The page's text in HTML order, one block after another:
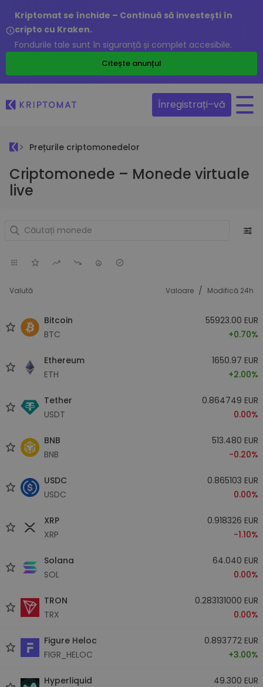
Kriptomat se închide – Continuă să investești în
cripto cu Kraken.
Fondurile tale sunt în siguranță și complet accesibile.
Citește anunțul
Înregistrați–vă
Prețurile criptomonedelor
Criptomonede – Monede virtuale
live
Valută Valoare / Modifică 24h
Bitcoin
BTC
55923.00 EUR
+0.70%
Ethereum
ETH
1650.97 EUR
+2.00%
Tether
USDT
0.864749 EUR
0.00%
BNB
BNB
513.480 EUR
-0.20%
USDC
USDC
0.865103 EUR
0.00%
XRP
XRP
0.918326 EUR
-1.10%
Solana
SOL
64.040 EUR
0.00%
TRON
TRX
0.283131000 EUR
0.00%
Figure Heloc
FIGR_HELOC
0.893772 EUR
+3.00%
Hyperliquid
49.300 EUR